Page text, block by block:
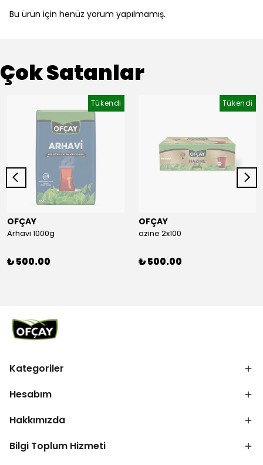
Bu ürün için henüz yorum yapılmamış.
Çok Satanlar
Tükendi
OFÇAY
Arhavi 1000g
₺ 500.00
Tükendi
OFÇAY
azine 2x100
₺ 500.00
Kategoriler
Hesabım
Hakkımızda
Bilgi Toplum Hizmeti